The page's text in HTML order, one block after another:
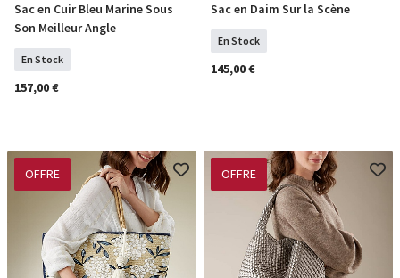
COMMANDER
Sac en Cuir Bleu Marine Sous
Son Meilleur Angle
En Stock
157,00 €
COMMANDER
Sac en Daim Sur la Scène
En Stock
145,00 €
OFFRE OFFRE